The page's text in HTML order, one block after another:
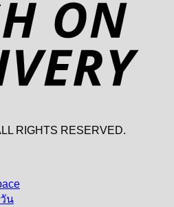
RIGHTS RESERVED.
น